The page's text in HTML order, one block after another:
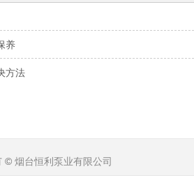
养
方法
© 烟台恒利泵业有限公司